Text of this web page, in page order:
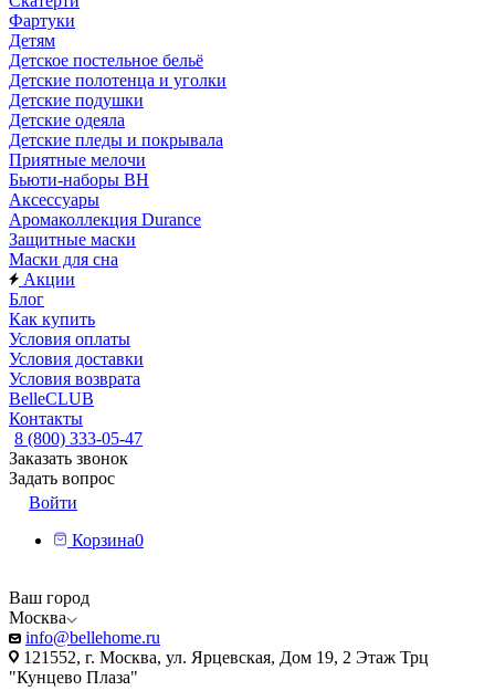
Фартуки
Детям
Детское постельное бельё
Детские полотенца и уголки
Детские подушки
Детские одеяла
Детские пледы и покрывала
Приятные мелочи
Бьюти-наборы ВН
Аксессуары
Аромаколлекция Durance
Защитные маски
Маски для сна
Акции
Блог
Как купить
Условия оплаты
Условия доставки
Условия возврата
BelleCLUB
Контакты
8 (800) 333-05-47
Заказать звонок
Задать вопрос
Войти
Корзина0
Ваш город
Москва
info@bellehome.ru
121552, г. Москва, ул. Ярцевская, Дом 19, 2 Этаж Трц
"Кунцево Плаза"